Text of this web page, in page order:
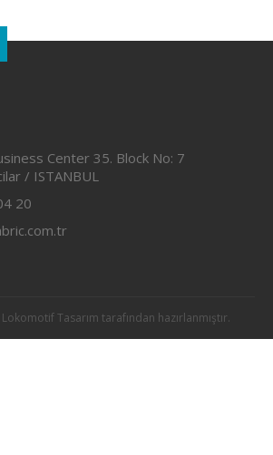
Center 35. Block No: 7
/ ISTANBUL
20
Tasarım tarafından hazırlanmıştır.